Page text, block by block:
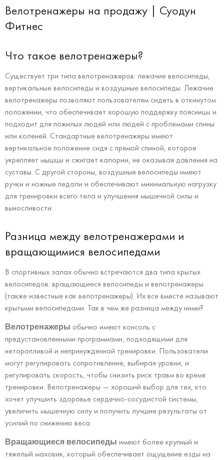
Велотренажеры на продажу | Суодун
Фитнес
Что такое велотренажеры?
Существует три типа велотренажеров: лежачие велосипеды,
вертикальные велосипеды и воздушные велосипеды. Лежачие
велотренажеры позволяют пользователям сидеть в откинутом
положении, что обеспечивает хорошую поддержку поясницы и
подходит для пожилых людей или людей с проблемами спины
или коленей. Стандартные велотренажеры имеют
вертикальное положение сидя с прямой спиной, которое
укрепляет мышцы и сжигает калории, не оказывая давления на
суставы. С другой стороны, воздушные велосипеды имеют
ручки и ножные педали и обеспечивают минимальную нагрузку
для тренировки всего тела и улучшения мышечной силы и
выносливости.
Разница между велотренажерами и
вращающимися велосипедами
В спортивных залах обычно встречаются два типа крытых
велосипедов: вращающиеся велосипеды и велотренажеры
(также известные как велотренажеры). Их все вместе называют
крытыми велосипедами. Так в чем же разница между ними?
Велотренажеры обычно имеют консоль с
предустановленными программами, подходящими для
неторопливой и непринужденной тренировки. Пользователи
могут регулировать сопротивление, выбирая уровни, и
регулировать скорость, чтобы снизить риск травм во время
тренировки. Велотренажеры — хороший выбор для тех, кто
хочет улучшить здоровье сердечно-сосудистой системы,
увеличить мышечную силу и получить лучшие результаты от
усилий по снижению веса.
Вращающиеся велосипеды имеют более крупный и
тяжелый маховик, который обеспечивает ощущение езды на